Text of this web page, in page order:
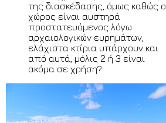
της διασκέδασης, όμως καθώς ο
χώρος είναι αυστηρά
προστατευόμενος λόγω
αρχαιολογικών ευρημάτων,
ελάχιστα κτίρια υπάρχουν και
από αυτά, μόλις 2 ή 3 είναι
ακόμα σε χρήση?